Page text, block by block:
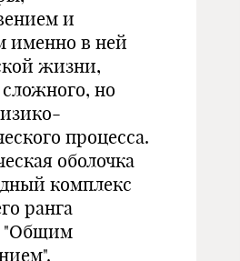
и
именно в ней
жизни,
но
процесса.
оболочка
комплекс
ранга
"Общим